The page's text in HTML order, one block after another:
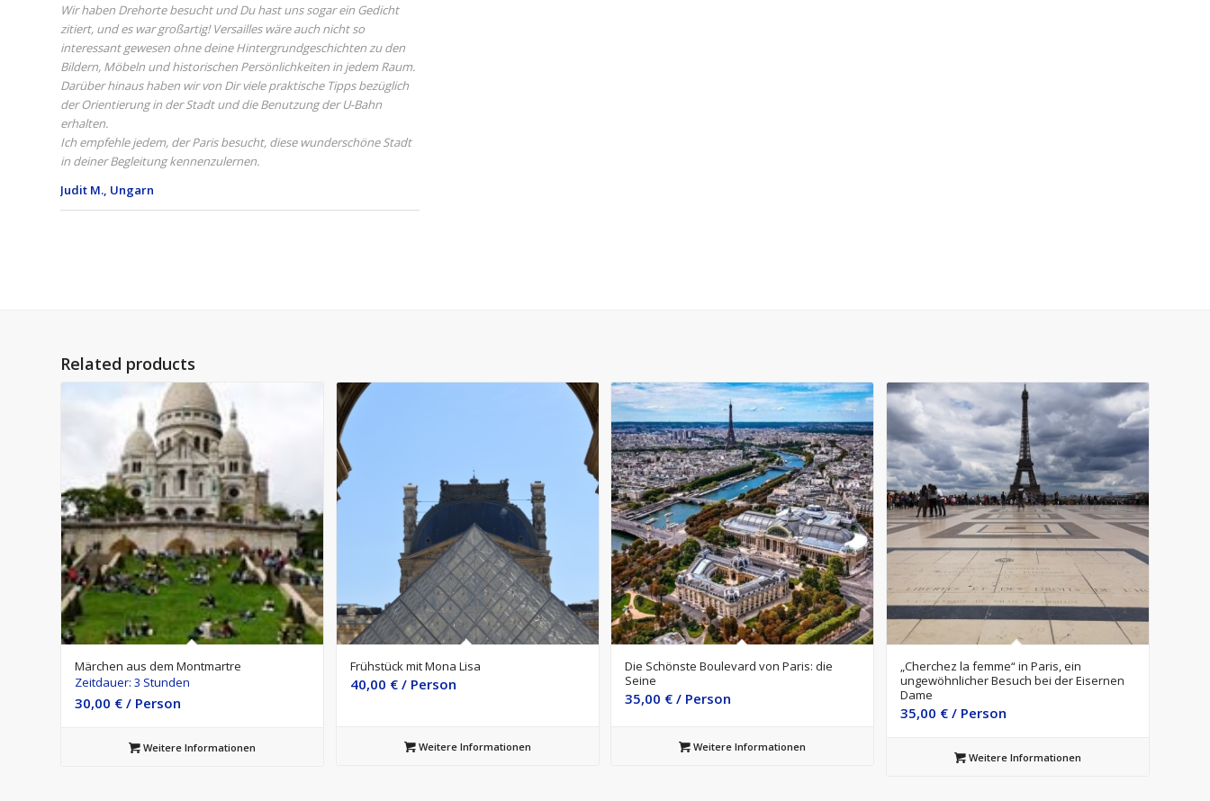
Wir haben Drehorte besucht und Du hast uns sogar ein Gedicht
zitiert, und es war großartig! Versailles wäre auch nicht so
interessant gewesen ohne deine Hintergrundgeschichten zu den
Bildern, Möbeln und historischen Persönlichkeiten in jedem Raum.
Darüber hinaus haben wir von Dir viele praktische Tipps bezüglich
der Orientierung in der Stadt und die Benutzung der U-Bahn
erhalten.
Ich empfehle jedem, der Paris besucht, diese wunderschöne Stadt
in deiner Begleitung kennenzulernen.
Judit M., Ungarn
Related products
Märchen aus dem Montmartre
Zeitdauer: 3 Stunden
30,00 € / Person
Weitere Informationen
Frühstück mit Mona Lisa
40,00 €/ Person
Weitere Informationen
Die Schönste Boulevard von Paris: die
Seine
35,00 € / Person
Weitere Informationen
„Cherchez la femme“ in Paris, ein
ungewöhnlicher Besuch bei der Eisernen
Dame
35,00 €/ Person
Weitere Informationen